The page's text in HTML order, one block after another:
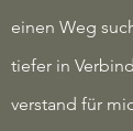
einen Weg
tiefer in
verstand für